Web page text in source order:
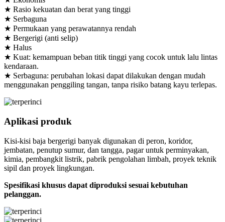
★ Rasio kekuatan dan berat yang tinggi
★ Serbaguna
★ Permukaan yang perawatannya rendah
★ Bergerigi (anti selip)
★ Halus
★ Kuat: kemampuan beban titik tinggi yang cocok untuk lalu lintas
kendaraan.
★ Serbaguna: perubahan lokasi dapat dilakukan dengan mudah
menggunakan penggiling tangan, tanpa risiko batang kayu terlepas.
Aplikasi produk
Kisi-kisi baja bergerigi banyak digunakan di peron, koridor,
jembatan, penutup sumur, dan tangga, pagar untuk perminyakan,
kimia, pembangkit listrik, pabrik pengolahan limbah, proyek teknik
sipil dan proyek lingkungan.
Spesifikasi khusus dapat diproduksi sesuai kebutuhan
pelanggan.